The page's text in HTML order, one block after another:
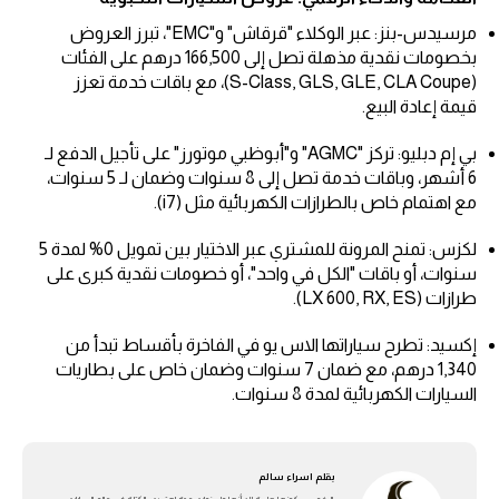
مرسيدس-بنز: عبر الوكلاء "قرقاش" و"EMC"، تبرز العروض
بخصومات نقدية مذهلة تصل إلى 166,500 درهم على الفئات
(S-Class, GLS, GLE, CLA Coupe)، مع باقات خدمة تعزز
قيمة إعادة البيع.
بي إم دبليو: تركز "AGMC" و"أبوظبي موتورز" على تأجيل الدفع لـ
6 أشهر، وباقات خدمة تصل إلى 8 سنوات وضمان لـ 5 سنوات،
مع اهتمام خاص بالطرازات الكهربائية مثل (i7).
لكزس: تمنح المرونة للمشتري عبر الاختيار بين تمويل 0% لمدة 5
سنوات، أو باقات "الكل في واحد"، أو خصومات نقدية كبرى على
طرازات (LX 600, RX, ES).
إكسيد: تطرح سياراتها الاس يو في الفاخرة بأقساط تبدأ من
1,340 درهم، مع ضمان 7 سنوات وضمان خاص على بطاريات
السيارات الكهربائية لمدة 8 سنوات.
بقلم اسراء سالم